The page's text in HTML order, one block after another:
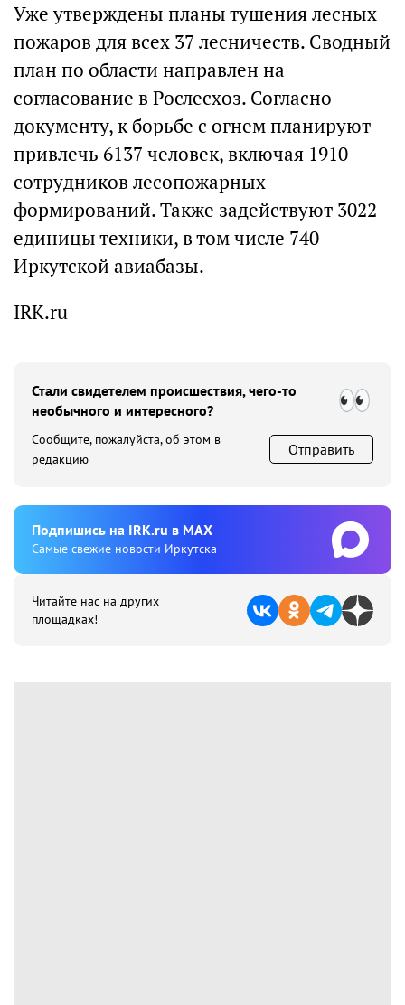
Уже утверждены планы тушения лесных
пожаров для всех 37 лесничеств. Сводный
план по области направлен на
согласование в Рослесхоз. Согласно
документу, к борьбе с огнем планируют
привлечь 6137 человек, включая 1910
сотрудников лесопожарных
формирований. Также задействуют 3022
единицы техники, в том числе 740
Иркутской авиабазы.
IRK.ru
Стали свидетелем происшествия, чего-то
необычного и интересного?
Сообщите, пожалуйста, об этом в
редакцию
Отправить
Подпишиcь на IRK.ru в MAX
Cамые свежие новости Иркутска
Читайте нас на других
площадках!